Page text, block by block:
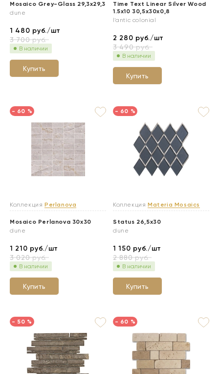
Mosaico Grey-Glass 29,3x29,3
dune
1 480 руб./шт
3 700руб.
В наличии
Купить
Time Text Linear Silver Wood
1.5x10 30,5x30x0,8
l'antic colonial
2 280 руб./шт
3 490руб.
В наличии
Купить
- 60 %
Коллекция Perlanova
Mosaico Perlanova 30x30
dune
1 210 руб./шт
3 020руб.
В наличии
Купить
- 60 %
Коллекция Materia Mosaics
Status 26,5x30
dune
1 150 руб./шт
2 880руб.
В наличии
Купить
- 50 % - 60 %